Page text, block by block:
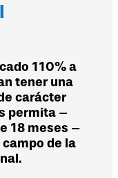
110% a
tener una
carácter
permita –
18 meses –
de la